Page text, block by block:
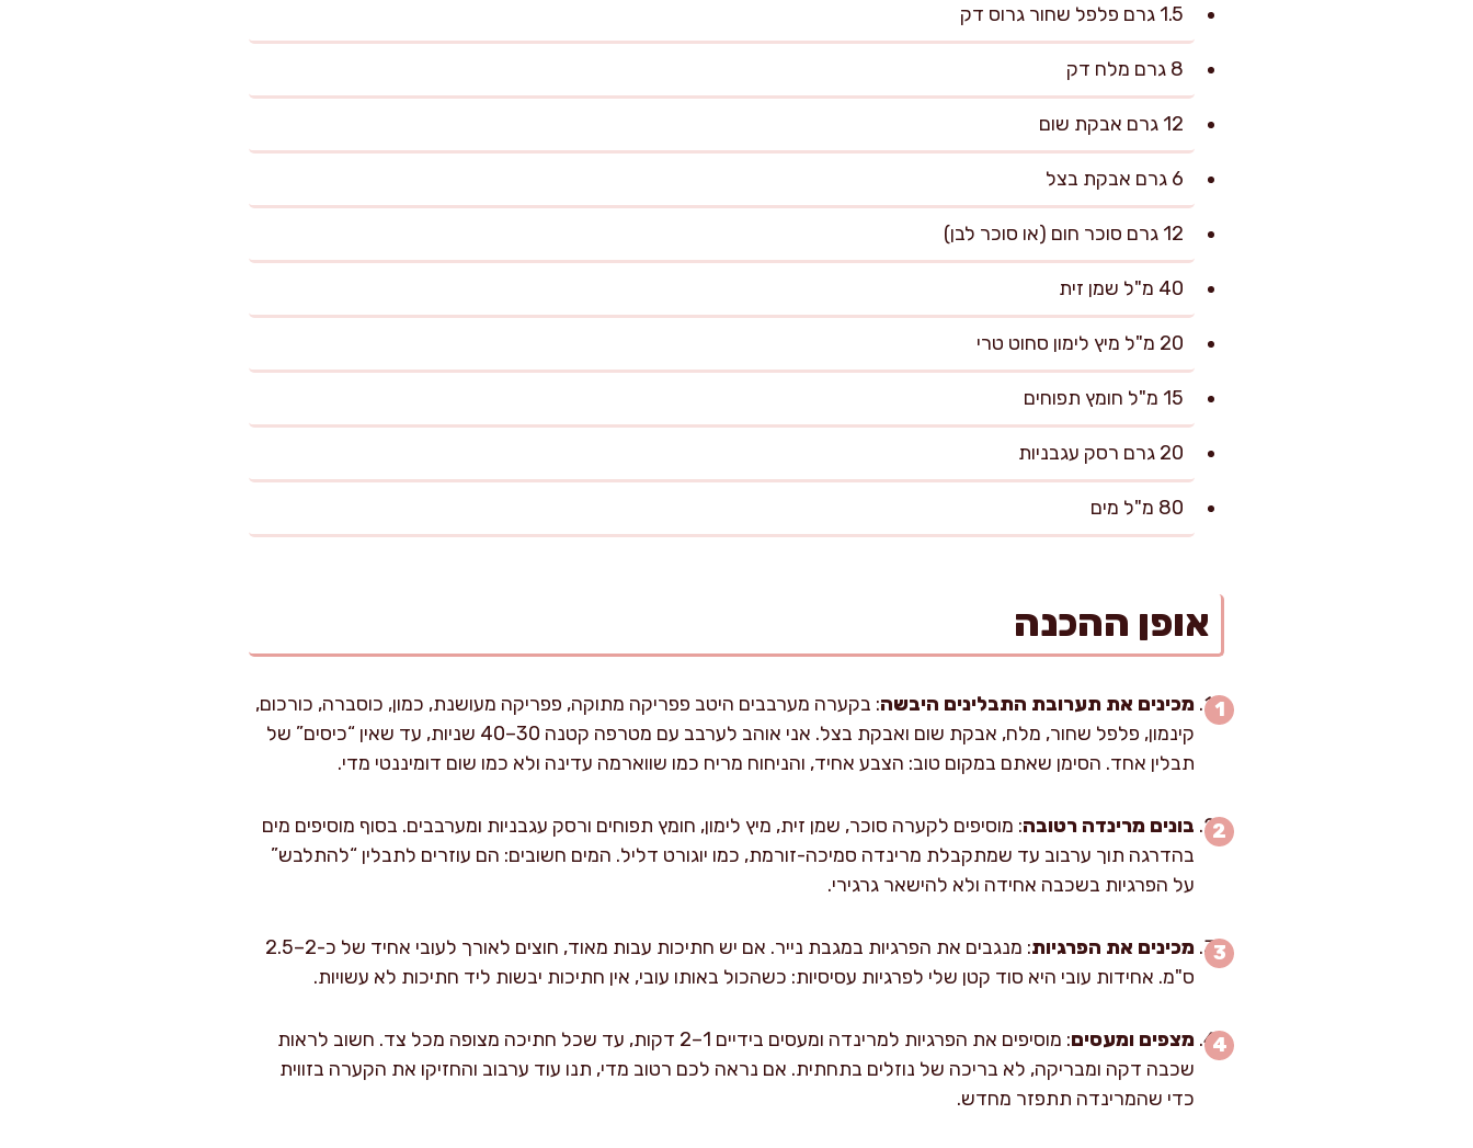
1.5 גרם פלפל שחור גרוס דק
8 גרם מלח דק
12 גרם אבקת שום
6 גרם אבקת בצל
12 גרם סוכר חום (או סוכר לבן)
40 מ"ל שמן זית
20 מ"ל מיץ לימון סחוט טרי
15 מ"ל חומץ תפוחים
20 גרם רסק עגבניות
80 מ"ל מים
אופן ההכנה
מכינים את תערובת התבלינים היבשה: בקערה מערבבים היטב פפריקה מתוקה, פפריקה מעושנת, כמון, כוסברה, כורכום,
קינמון, פלפל שחור, מלח, אבקת שום ואבקת בצל. אני אוהב לערבב עם מטרפה קטנה 30–40 שניות, עד שאין “כיסים” של
תבלין אחד. הסימן שאתם במקום טוב: הצבע אחיד, והניחוח מריח כמו שווארמה עדינה ולא כמו שום דומיננטי מדי.
בונים מרינדה רטובה: מוסיפים לקערה סוכר, שמן זית, מיץ לימון, חומץ תפוחים ורסק עגבניות ומערבבים. בסוף מוסיפים מים
בהדרגה תוך ערבוב עד שמתקבלת מרינדה סמיכה-זורמת, כמו יוגורט דליל. המים חשובים: הם עוזרים לתבלין “להתלבש”
על הפרגיות בשכבה אחידה ולא להישאר גרגירי.
מכינים את הפרגיות
: מנגבים את הפרגיות במגבת נייר. אם יש חתיכות עבות מאוד, חוצים לאורך לעובי אחיד של כ-2–2.5
ס"מ. אחידות עובי היא סוד קטן שלי לפרגיות עסיסיות: כשהכול באותו עובי, אין חתיכות יבשות ליד חתיכות לא עשויות.
מצפים ומעסים
: מוסיפים את הפרגיות למרינדה ומעסים בידיים 1–2 דקות, עד שכל חתיכה מצופה מכל צד. חשוב לראות
שכבה דקה ומבריקה, לא בריכה של נוזלים בתחתית. אם נראה לכם רטוב מדי, תנו עוד ערבוב והחזיקו את הקערה בזווית
כדי שהמרינדה תתפזר מחדש.